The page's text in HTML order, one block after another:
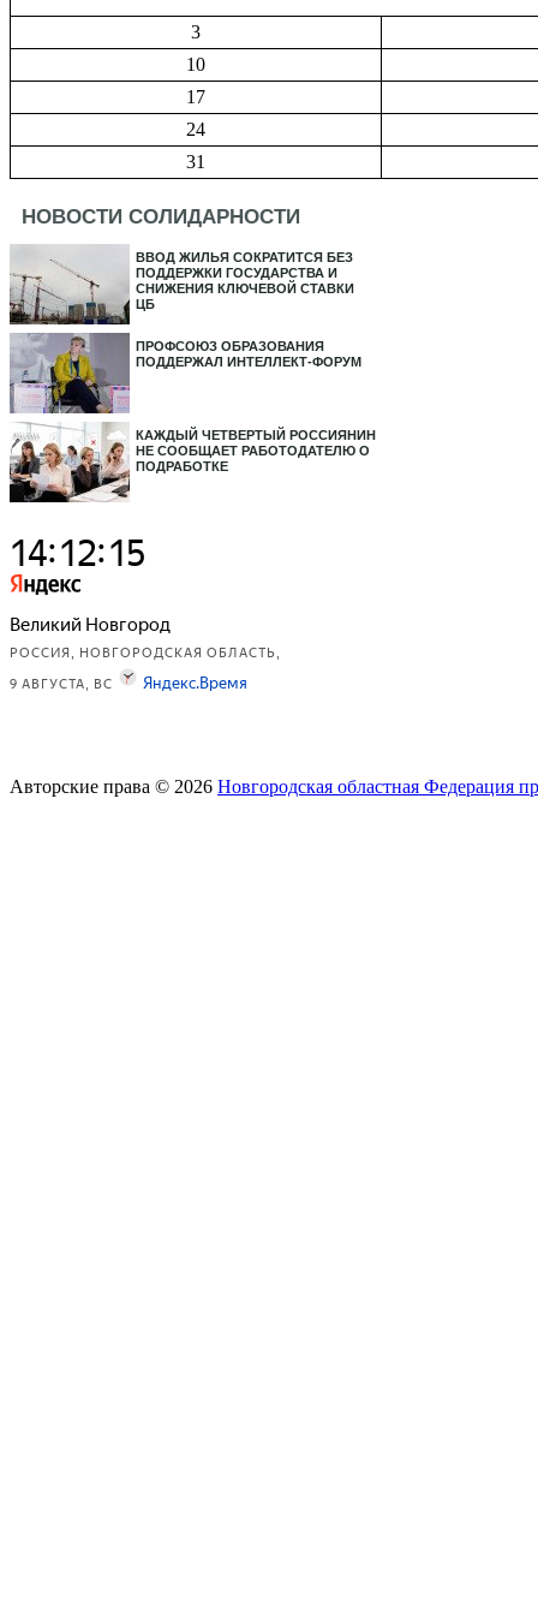
3
10
17
24
31
НОВОСТИ СОЛИДАРНОСТИ
ВВОД ЖИЛЬЯ СОКРАТИТСЯ БЕЗ
ПОДДЕРЖКИ ГОСУДАРСТВА И
СНИЖЕНИЯ КЛЮЧЕВОЙ СТАВКИ
ЦБ
ПРОФСОЮЗ ОБРАЗОВАНИЯ
ПОДДЕРЖАЛ ИНТЕЛЛЕКТ-ФОРУМ
КАЖДЫЙ ЧЕТВЕРТЫЙ РОССИЯНИН
НЕ СООБЩАЕТ РАБОТОДАТЕЛЮ О
ПОДРАБОТКЕ
Авторские права © 2026 Новгородская областная Федерация